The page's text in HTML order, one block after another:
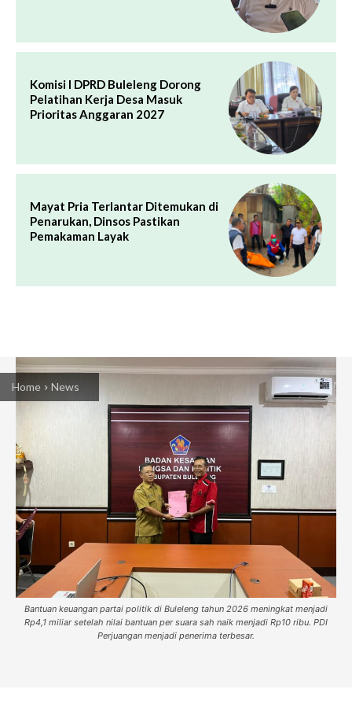
Komisi I DPRD Buleleng Dorong
Pelatihan Kerja Desa Masuk
Prioritas Anggaran 2027
Mayat Pria Terlantar Ditemukan di
Penarukan, Dinsos Pastikan
Pemakaman Layak